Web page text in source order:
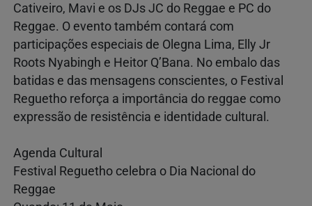
Cativeiro, Mavi e os DJs JC do Reggae e PC do
Reggae. O evento também contará com
participações especiais de Olegna Lima, Elly Jr
Roots Nyabingh e Heitor Q’Bana. No embalo das
batidas e das mensagens conscientes, o Festival
Reguetho reforça a importância do reggae como
expressão de resistência e identidade cultural.
Agenda Cultural
Festival Reguetho celebra o Dia Nacional do
Reggae